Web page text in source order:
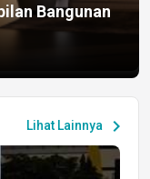
Bangunan
Lihat Lainnya chevron_right